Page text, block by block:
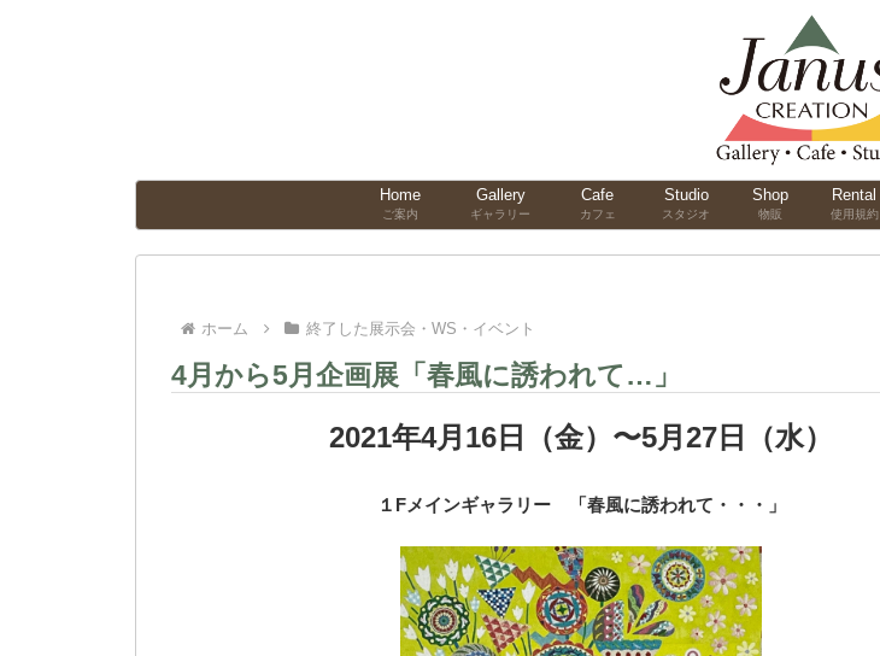
Home
ご案内
Gallery
ギャラリー
Cafe
カフェ
Studio
スタジオ
Shop
物販
Rental
使用規約
ホーム 終了した展示会・WS・イベント
4月から5月企画展「春風に誘われて…」
2021年4月16日（金）〜5月27日（水）
１Fメインギャラリー 「春風に誘われて・・・」